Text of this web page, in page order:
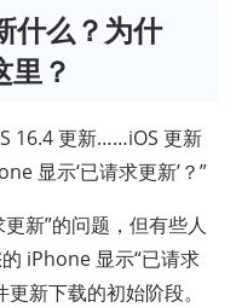
什么？为什
？
16.4 更新……iOS 更新
显示‘已请求更新’？”
新”的问题，但有些人
iPhone 显示“已请求
新下载的初始阶段。